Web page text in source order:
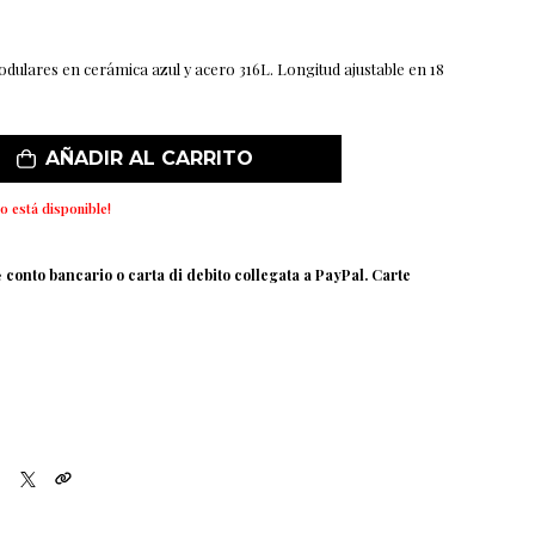
en cerámica azul y acero 316L. Longitud ajustable en 18
AÑADIR AL CARRITO
está disponible!
conto bancario o carta di debito collegata a PayPal. Carte